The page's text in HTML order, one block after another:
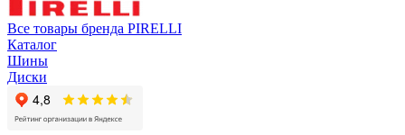
Все товары бренда PIRELLI
Каталог
Шины
Диски